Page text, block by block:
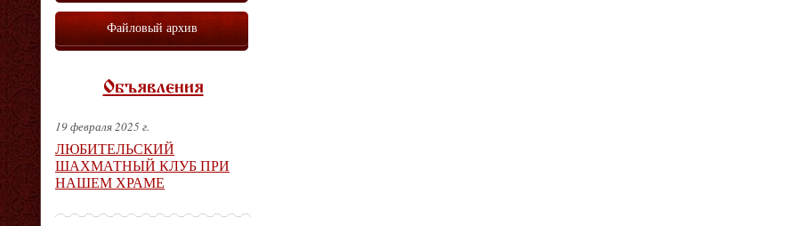
Файловый архив
Объявления
19 февраля 2025 г.
ЛЮБИТЕЛЬСКИЙ
ШАХМАТНЫЙ КЛУБ ПРИ
НАШЕМ ХРАМЕ